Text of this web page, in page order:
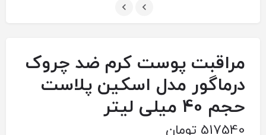
مراقبت پوست کرم ضد چروک
درماگور مدل اسکین پلاست
حجم 40 میلی لیتر
517540 تومان